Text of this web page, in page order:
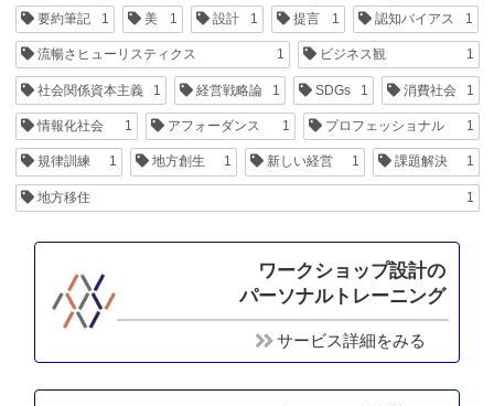
要約筆記 1 美 1 設計 1 提言 1 認知バイアス 1
流暢さヒューリスティクス 1 ビジネス観 1
社会関係資本主義 1 経営戦略論 1 SDGs 1 消費社会 1
情報化社会 1 アフォーダンス 1 プロフェッショナル 1
規律訓練 1 地方創生 1 新しい経営 1 課題解決 1
地方移住 1
ワークショップ設計の
パーソナルトレーニング
サービス詳細をみる